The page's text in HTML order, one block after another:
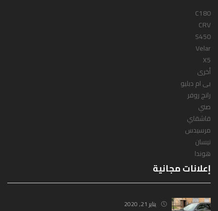
C180
CRV
S450
Velar
X5
أخرى
بى ام دبليو
رانج روفر
صني
قاشقاي
مرسيدس
نيسان
هوندا
إعلانات مجانية
يناير 21, 2020